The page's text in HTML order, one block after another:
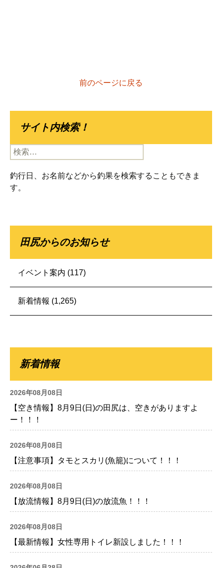
前のページに戻る
サイト内検索！
検
索:
釣行日、お名前などから釣果を検索することもできま
す。
田尻からのお知らせ
イベント案内 (117)
新着情報 (1,265)
新着情報
2026年08月08日
【空き情報】8月9日(日)の田尻は、空きがありますよ
ー！！！
2026年08月08日
【注意事項】タモとスカリ(魚籠)について！！！
2026年08月08日
【放流情報】8月9日(日)の放流魚！！！
2026年08月08日
【最新情報】女性専用トイレ新設しました！！！